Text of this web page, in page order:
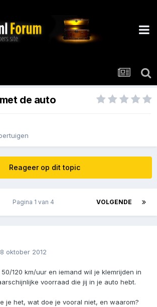
de auto
Reageer op dit topic
VOLGENDE
Pagina 1 van 4
8 oktober 2012
120 km/uur en iemand wil je klemrijden in
voorraad die jij in je auto hebt.
je het, wat doe je vooral niet, en waarom?